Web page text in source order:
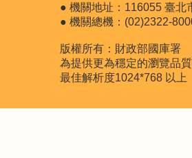
● 機關地址：116055 臺北
● 機關總機：(02)2322-
版權所有：財政部國庫署
為提供更為穩定的瀏覽品
最佳解析度1024*768 以上